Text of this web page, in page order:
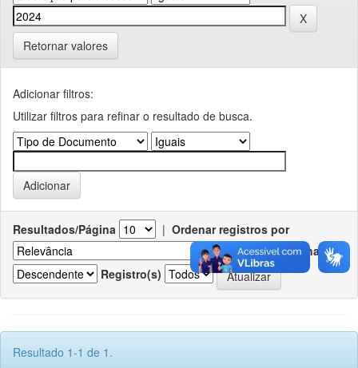
Retornar valores
Adicionar filtros:
Utilizar filtros para refinar o resultado de busca.
Resultados/Página | Ordenar registros por
Ordenar
Registro(s)
Resultado 1-1 de 1.